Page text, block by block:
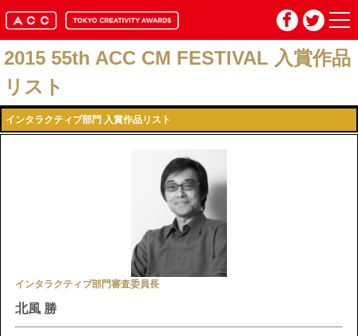
マイページ
2026年審査委員紹介
入賞作品
2015 55th ACC CM FESTIVAL 入賞作品
リスト
インタラクティブ部門 入賞作品リスト
インタラクティブ部門審査委員長
北風 勝